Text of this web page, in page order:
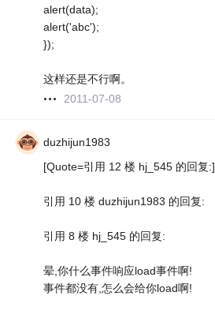
alert(data);
alert('abc');
});
这样还是不行啊。
2011-07-08
duzhijun1983
[Quote=引用 12 楼 hj_545 的回复:]
引用 10 楼 duzhijun1983 的回复:
引用 8 楼 hj_545 的回复:
晕,你什么事件响应load事件啊!
事件都没有,怎么会给你load啊!